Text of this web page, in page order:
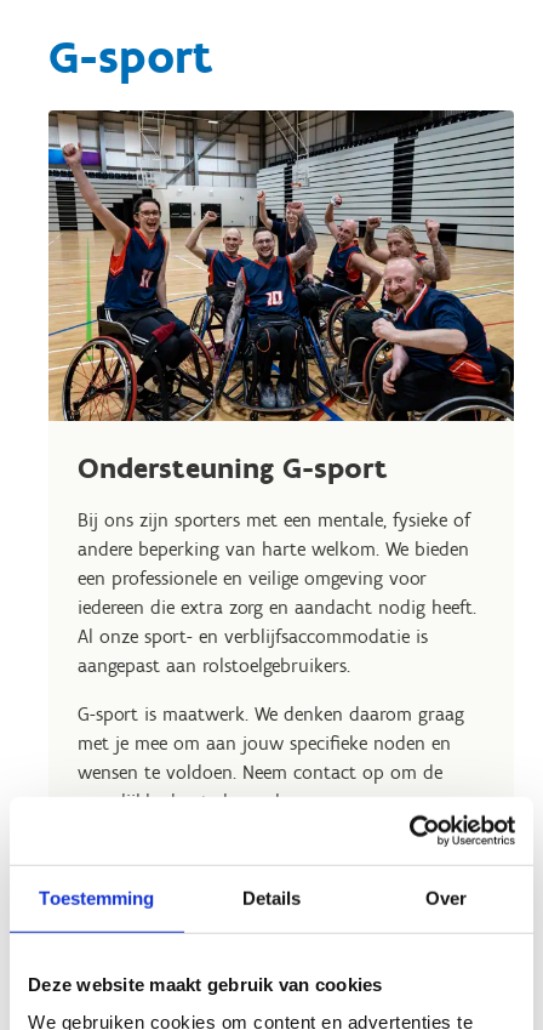
Toestemming Details Over
Deze website maakt gebruik van cookies
We gebruiken cookies om content en advertenties te
G-sport
Ondersteuning G-sport
Bij ons zijn sporters met een mentale, fysieke of
andere beperking van harte welkom. We bieden
een professionele en veilige omgeving voor
iedereen die extra zorg en aandacht nodig heeft.
Al onze sport- en verblijfsaccommodatie is
aangepast aan rolstoelgebruikers.
G-sport is maatwerk. We denken daarom graag
met je mee om aan jouw specifieke noden en
wensen te voldoen. Neem contact op om de
mogelijkheden te bespreken.